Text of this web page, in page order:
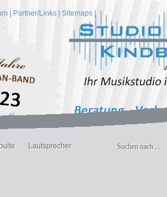
Partner/Links Sitemaps |
Lautsprecher